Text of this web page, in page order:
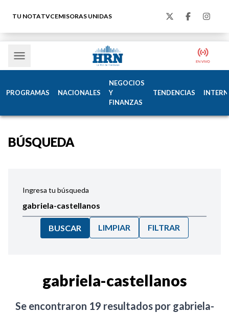
TU NOTATVCEMISORAS UNIDAS
PROGRAMAS NACIONALES
NEGOCIOS
Y
FINANZAS
TENDENCIAS
BÚSQUEDA
Ingresa tu búsqueda
BUSCAR LIMPIAR FILTRAR
gabriela-castellanos
Se encontraron 19 resultados por gabriela-